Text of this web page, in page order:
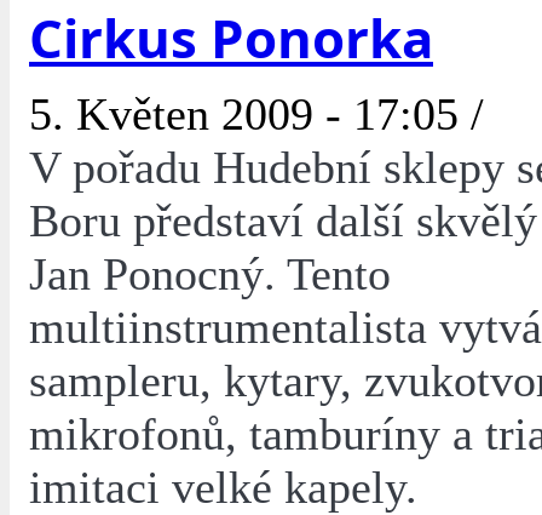
Cirkus Ponorka
5. Květen 2009 - 17:05 /
V pořadu Hudební sklepy
Boru představí další
Jan Ponocný. Tento
multiinstrumentalista
sampleru, kytary,
mikrofonů, tamburíny a
imitaci velké kapely.